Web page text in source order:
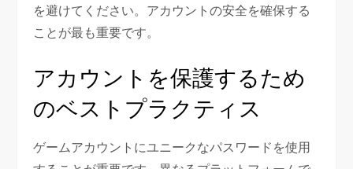
を避けてください。アカウントの安全を確保する
ことが最も重要です。
アカウントを保護するため
のベストプラクティス
ゲームアカウントにユニークなパスワードを使用